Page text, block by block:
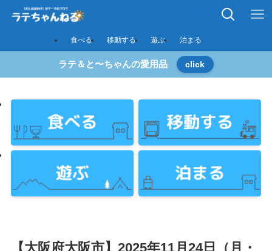
食べる 移動する 遊ぶ 泊まる
ラテ＆と〜ちゃんの愛用品 click
【大阪府大阪市】2025年11月24日（月・